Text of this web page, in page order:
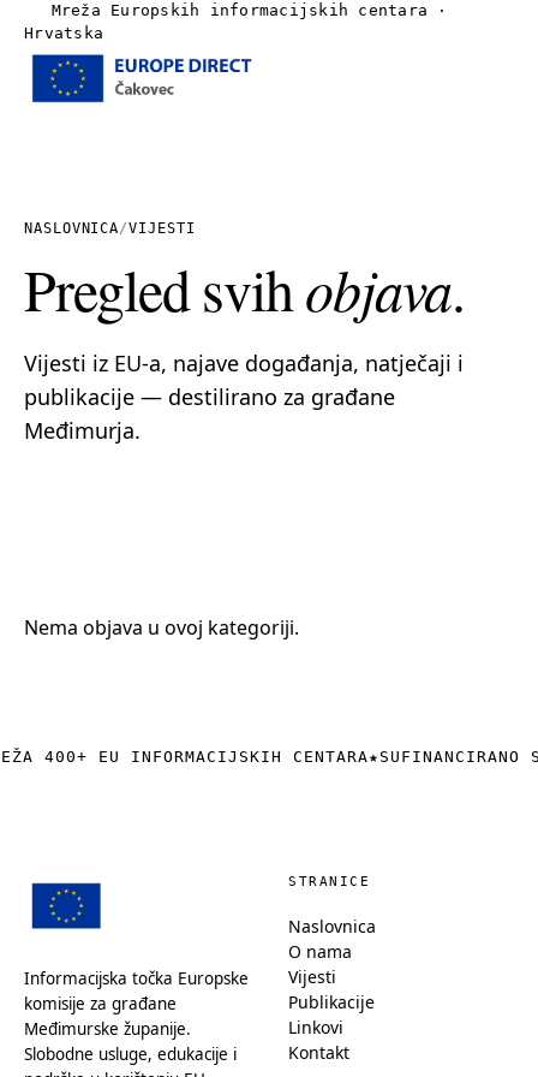
Mreža Europskih informacijskih centara ·
Hrvatska
Vijesti
Linkovi
NASLOVNICA/VIJESTI
Pregled svihobjava.
Vijesti iz EU-a, najave događanja, natječaji i
publikacije — destilirano za građane
Međimurja.
Nema objava u ovoj kategoriji.
400+ EU INFORMACIJSKIH CENTARA★ SUFINANCIRANO
Informacijska točka Europske
komisije za građane
Međimurske županije.
Slobodne usluge, edukacije i
STRANICE
Naslovnica
O nama
Vijesti
Publikacije
Linkovi
Kontakt